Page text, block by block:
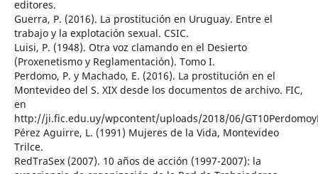
editores.
Guerra, P. (2016). La prostitución en Uruguay. Entre el
trabajo y la explotación sexual. CSIC.
Luisi, P. (1948). Otra voz clamando en el Desierto
(Proxenetismo y Reglamentación). Tomo I.
Perdomo, P. y Machado, E. (2016). La prostitución en el
Montevideo del S. XIX desde los documentos de archivo. FIC,
en
http://ji.fic.edu.uy/wpcontent/uploads/2018/06/
Pérez Aguirre, L. (1991) Mujeres de la Vida, Montevideo
Trilce.
RedTraSex (2007). 10 años de acción (1997-2007): la